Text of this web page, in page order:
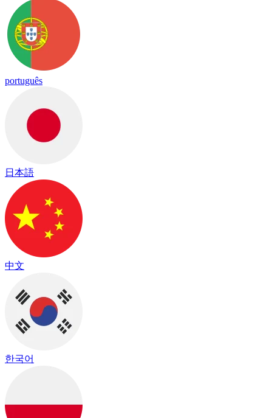
português
日本語
中文
한국어